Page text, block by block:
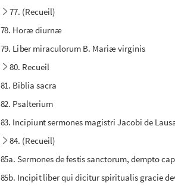
77. (Recueil)
78. Horæ diurnæ
79. Liber miraculorum B. Mariæ virginis
80. Recueil
81. Biblia sacra
82. Psalterium
83. Incipiunt sermones magistri Jacobi de
84. (Recueil)
85a. Sermones de festis sanctorum, dempto
85b. Incipit liber qui dicitur spiritualis gracie